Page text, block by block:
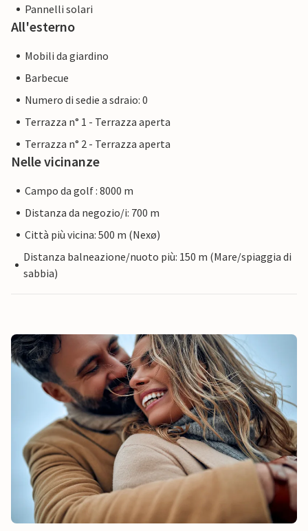
Pannelli solari
All'esterno
Mobili da giardino
Barbecue
Numero di sedie a sdraio: 0
Terrazza n° 1 - Terrazza aperta
Terrazza n° 2 - Terrazza aperta
Nelle vicinanze
Campo da golf : 8000 m
Distanza da negozio/i: 700 m
Città più vicina: 500 m (Nexø)
Distanza balneazione/nuoto più: 150 m (Mare/spiaggia di
sabbia)